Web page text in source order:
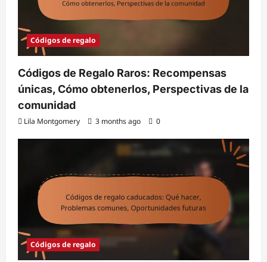
Códigos de regalo
Códigos de Regalo Raros: Recompensas
únicas, Cómo obtenerlos, Perspectivas de la
comunidad
Lila Montgomery 3 months ago 0
Códigos de regalo